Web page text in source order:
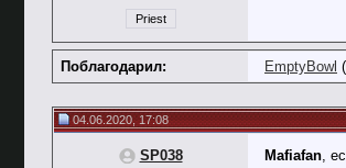
Priest
Поблагодарил: EmptyBowl
04.06.2020, 17:08
SP038 Mafiafan,